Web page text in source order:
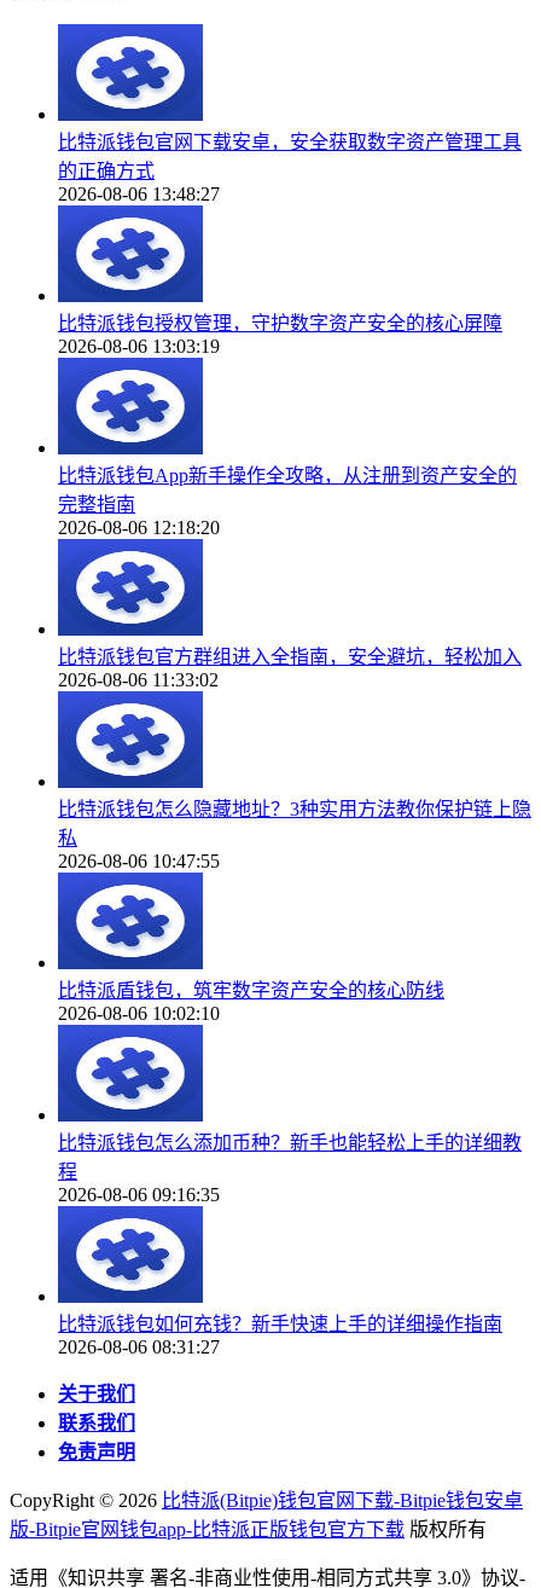
比特派钱包官网下载安卓，安全获取数字资产管理工具
的正确方式
2026-08-06 13:48:27
比特派钱包授权管理，守护数字资产安全的核心屏障
2026-08-06 13:03:19
比特派钱包App新手操作全攻略，从注册到资产安全的
完整指南
2026-08-06 12:18:20
比特派钱包官方群组进入全指南，安全避坑，轻松加入
2026-08-06 11:33:02
比特派钱包怎么隐藏地址？3种实用方法教你保护链上隐
私
2026-08-06 10:47:55
比特派盾钱包，筑牢数字资产安全的核心防线
2026-08-06 10:02:10
比特派钱包怎么添加币种？新手也能轻松上手的详细教
程
2026-08-06 09:16:35
比特派钱包如何充钱？新手快速上手的详细操作指南
2026-08-06 08:31:27
关于我们
联系我们
免责声明
CopyRight © 2026 比特派(Bitpie)钱包官网下载-Bitpie钱包安卓
版-Bitpie官网钱包app-比特派正版钱包官方下载 版权所有
适用《知识共享 署名-非商业性使用-相同方式共享 3.0》协议-